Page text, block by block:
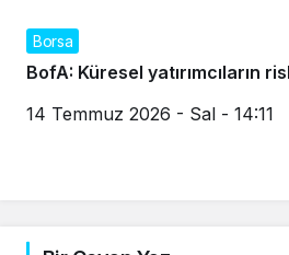
Borsa
BofA: Küresel yatırımcıların
14 Temmuz 2026 - Sal - 14:11